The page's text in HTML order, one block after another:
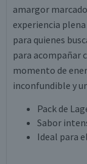
amargor
experiencia
para quienes
para acompañar
momento de
inconfundible y
Pack de
Sabor
Ideal para